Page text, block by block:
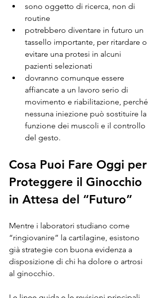
sono oggetto di ricerca, non di
routine
potrebbero diventare in futuro un
tassello importante, per ritardare o
evitare una protesi in alcuni
pazienti selezionati
dovranno comunque essere
affiancate a un lavoro serio di
movimento e riabilitazione, perché
nessuna iniezione può sostituire la
funzione dei muscoli e il controllo
del gesto.
Cosa Puoi Fare Oggi per
Proteggere il Ginocchio
in Attesa del “Futuro”
Mentre i laboratori studiano come
“ringiovanire” la cartilagine, esistono
già strategie con buona evidenza a
disposizione di chi ha dolore o artrosi
al ginocchio.